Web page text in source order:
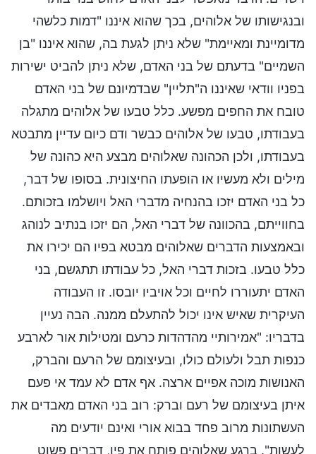
ובנגישותו של אלוהים, בכך שהוא איננו "דמות כלשהי
מדומיינת ומאיימת" שלא ניתן לגעת בה, שהוא איננו "בן
השמיים" בדעתם של בני האדם, שלא ניתן להביט ישירות
בפניו וודאי שאיננו ה"תליין" שבדמיונם של בני האדם
טובח את החפים מפשע. כלל טבעו של אלוהים מתגלה
בעבודתו, טבעו של אלוהים כבשר ודם כיום עדיין מתבטא
בעבודתו, ולכן הכהונה שאלוהים מבצע היא כהונה של
מילים ולא מעשיו או הופעתו החיצונית. בסופו של דבר,
כל בני האדם יזכו בהנחיה מדברי האל ויושלמו בזכותם.
בחווייתם, בהכוונה של דברי האל, הם יזכו בנתיב לנוהג
ובאמצעות הדברים שאלוהים מבטא בפיו הם יכירו את
כלל טבעו. בזכות דברי האל, כל עבודתו תתגשם, בני
האדם יתעוררו לחיים וכל אויביו יובסו. זו העבודה
העיקרית שאיש אינו יכול להתעלם ממנה. הבה נעיין
בדבריו: "אמירותיי מהדהדות כרעם ומטילות אור לארבע
כנפות תבל ולעולם כולו, ובעיצומם של הרעם והברק,
האנושות מוכה אפיים ארצה. אף אדם לא עמד אי פעם
איתן בעיצומם של רעם וברק: רוב בני האדם מאבדים את
העשתונות מרוב פחד בבוא אורי ואינם יודעים מה
לעשות". ברגע שאלוהים פותח את פיו, דברים פשוט